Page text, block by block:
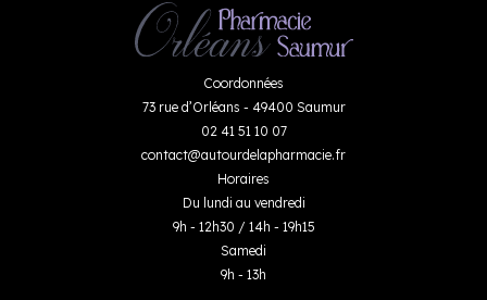
Coordonnées
73 rue d’Orléans - 49400 Saumur
02 41 51 10 07
contact@autourdelapharmacie.fr
Horaires
Du lundi au vendredi
9h - 12h30 / 14h - 19h15
Samedi
9h - 13h